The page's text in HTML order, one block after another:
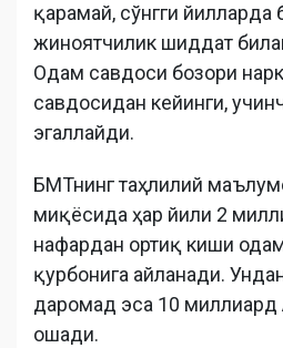
қарамай, сўнгги йилларда
жиноятчилик шиддат
Одам савдоси бозори
савдосидан кейинги,
эгаллайди.
БМТнинг таҳлилий
миқёсида ҳар йили 2
нафардан ортиқ киши
қурбонига айланади.
даромад эса 10
ошади.